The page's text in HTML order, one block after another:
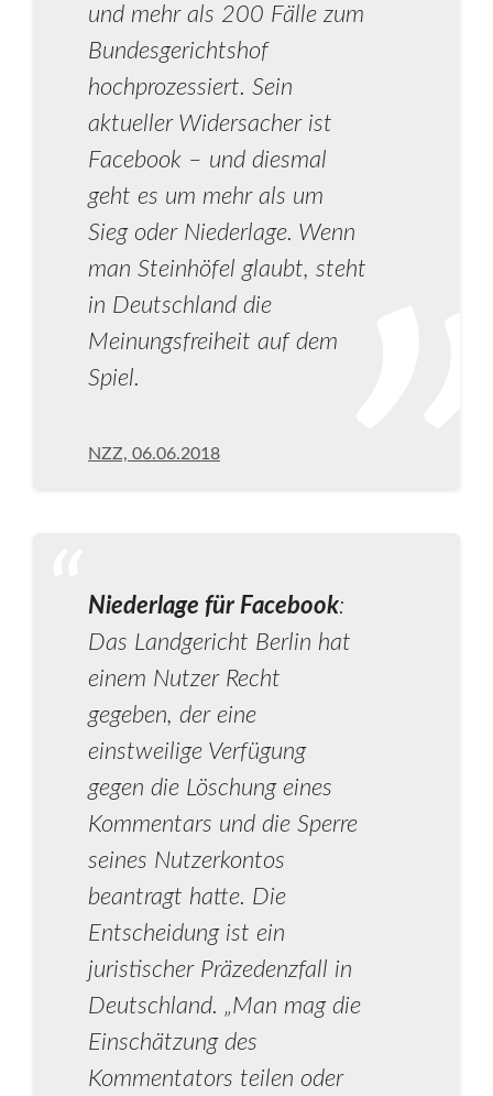
und mehr als 200 Fälle zum
Bundesgerichtshof
hochprozessiert. Sein
aktueller Widersacher ist
Facebook – und diesmal
geht es um mehr als um
Sieg oder Niederlage. Wenn
man Steinhöfel glaubt, steht
in Deutschland die
Meinungsfreiheit auf dem
Spiel.
NZZ, 06.06.2018
Niederlage für Facebook:
Das Landgericht Berlin hat
einem Nutzer Recht
gegeben, der eine
einstweilige Verfügung
gegen die Löschung eines
Kommentars und die Sperre
seines Nutzerkontos
beantragt hatte. Die
Entscheidung ist ein
juristischer Präzedenzfall in
Deutschland. „Man mag die
Einschätzung des
Kommentators teilen oder